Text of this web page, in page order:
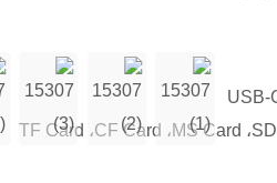
پورت خروجی TF Card ،CF Card ،MS Card ،SD